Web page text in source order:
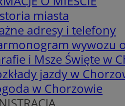
miasta
adresy i telefony
wywozu
i Msze Święte w
jazdy w
w Chorzowie